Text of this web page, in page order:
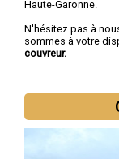
Haute-Garonne.
N'hésitez pas à
sommes à votre
couvreur.